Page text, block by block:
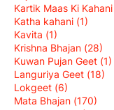
Kartik Maas Ki Kahani
Katha kahani (1)
Kavita (1)
Krishna Bhajan (28)
Kuwan Pujan Geet (1)
Languriya Geet (18)
Lokgeet (6)
Mata Bhajan (170)